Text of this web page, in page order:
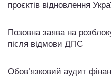
проєктів відновлення
Позовна заява на
після відмови ДПС
Обов’язковий аудит